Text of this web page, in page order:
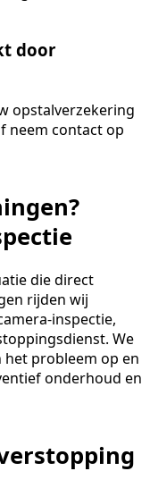
door
opstalverzekering
neem contact op
die direct
rijden wij
inspectie,
We
het probleem op en
onderhoud en